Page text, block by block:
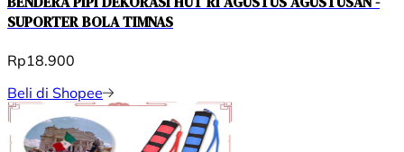
SUPORTER BOLA TIMNAS
Rp18.900
Beli di Shopee